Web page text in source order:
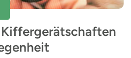
Kiffergerätschaften